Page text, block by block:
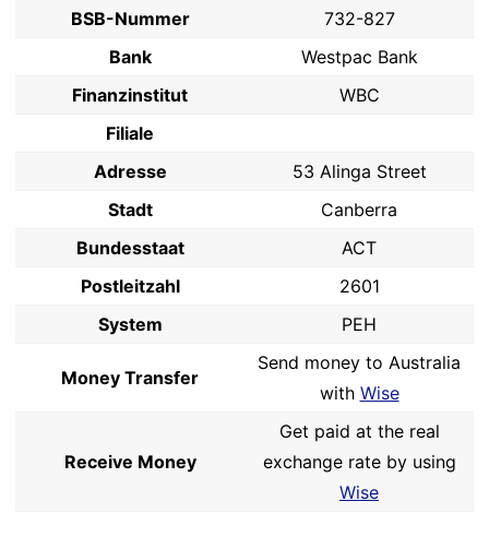
BSB-Nummer
732-827
Bank
Westpac Bank
Finanzinstitut
WBC
Filiale
Adresse
53 Alinga Street
Stadt
Canberra
Bundesstaat
ACT
Postleitzahl
2601
System
PEH
Money Transfer
Send money to Australia
with Wise
Receive Money
Get paid at the real
exchange rate by using
Wise